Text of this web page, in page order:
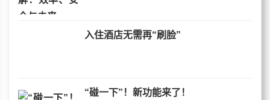
入住酒店无需再“刷脸”
“碰一下”！新功能来了！